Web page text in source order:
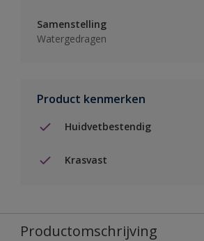
Samenstelling
Watergedragen
Product kenmerken
Huidvetbestendig
Krasvast
Productomschrijving